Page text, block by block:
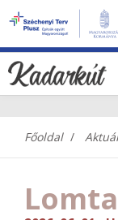
Főoldal